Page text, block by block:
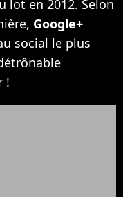
lot en 2012. Selon
Google+
social le plus
!